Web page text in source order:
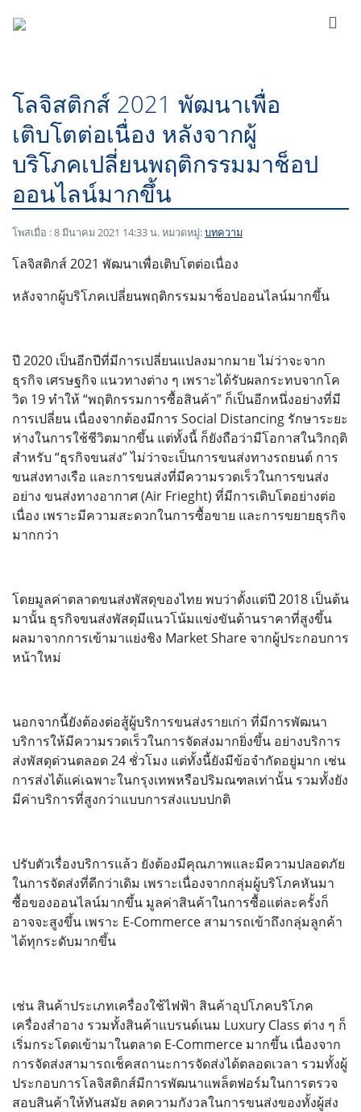
โลจิสติกส์ 2021 พัฒนาเพื่อ
เติบโตต่อเนื่อง หลังจากผู้
บริโภคเปลี่ยนพฤติกรรมมาช็อป
ออนไลน์มากขึ้น
โพสเมื่อ : 8 มีนาคม 2021 14:33 น. หมวดหมู่:บทความ
โลจิสติกส์ 2021 พัฒนาเพื่อเติบโตต่อเนื่อง
หลังจากผู้บริโภคเปลี่ยนพฤติกรรมมาช็อปออนไลน์มากขึ้น
ปี 2020 เป็นอีกปีที่มีการเปลี่ยนแปลงมากมาย ไม่ว่าจะจาก
ธุรกิจ เศรษฐกิจ แนวทางต่าง ๆ เพราะได้รับผลกระทบจากโค
วิด 19 ทำให้ “พฤติกรรมการซื้อสินค้า” ก็เป็นอีกหนึ่งอย่างที่มี
การเปลี่ยน เนื่องจากต้องมีการ Social Distancing รักษาระยะ
ห่างในการใช้ชีวิตมากขึ้น แต่ทั้งนี้ ก็ยังถือว่ามีโอกาสในวิกฤติ
สำหรับ “ธุรกิจขนส่ง” ไม่ว่าจะเป็นการขนส่งทางรถยนต์ การ
ขนส่งทางเรือ และการขนส่งที่มีความรวดเร็วในการขนส่ง
อย่าง ขนส่งทางอากาศ (Air Frieght) ที่มีการเติบโตอย่างต่อ
เนื่อง เพราะมีความสะดวกในการซื้อขาย และการขยายธุรกิจ
มากกว่า
โดยมูลค่าตลาดขนส่งพัสดุของไทย พบว่าตั้งแต่ปี 2018 เป็นต้น
มานั้น ธุรกิจขนส่งพัสดุมีแนวโน้มแข่งขันด้านราคาที่สูงขึ้น
ผลมาจากการเข้ามาแย่งชิง Market Share จากผู้ประกอบการ
หน้าใหม่
นอกจากนี้ยังต้องต่อสู้ผู้บริการขนส่งรายเก่า ที่มีการพัฒนา
บริการให้มีความรวดเร็วในการจัดส่งมากยิ่งขึ้น อย่างบริการ
ส่งพัสดุด่วนตลอด 24 ชั่วโมง แต่ทั้งนี้ยังมีข้อจำกัดอยู่มาก เช่น
การส่งได้แค่เฉพาะในกรุงเทพหรือปริมณฑลเท่านั้น รวมทั้งยัง
มีค่าบริการที่สูงกว่าแบบการส่งแบบปกติ
ปรับตัวเรื่องบริการแล้ว ยังต้องมีคุณภาพและมีความปลอดภัย
ในการจัดส่งที่ดีกว่าเดิม เพราะเนื่องจากกลุ่มผู้บริโภคหันมา
ซื้อของออนไลน์มากขึ้น มูลค่าสินค้าในการซื้อแต่ละครั้งก็
อาจจะสูงขึ้น เพราะ E-Commerce สามารถเข้าถึงกลุ่มลูกค้า
ได้ทุกระดับมากขึ้น
เช่น สินค้าประเภทเครื่องใช้ไฟฟ้า สินค้าอุปโภคบริโภค
เครื่องสำอาง รวมทั้งสินค้าแบรนด์เนม Luxury Class ต่าง ๆ ก็
เริ่มกระโดดเข้ามาในตลาด E-Commerce มากขึ้น เนื่องจาก
การจัดส่งสามารถเช็คสถานะการจัดส่งได้ตลอดเวลา รวมทั้งผู้
ประกอบการโลจิสติกส์มีการพัฒนาแพล็ตฟอร์มในการตรวจ
สอบสินค้าให้ทันสมัย ลดความกังวลในการขนส่งของทั้งผู้ส่ง